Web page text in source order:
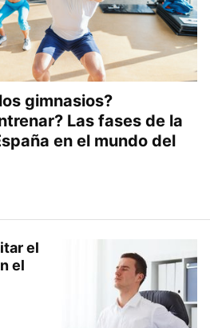
gimnasios?
Las fases de la
en el mundo del
el
el